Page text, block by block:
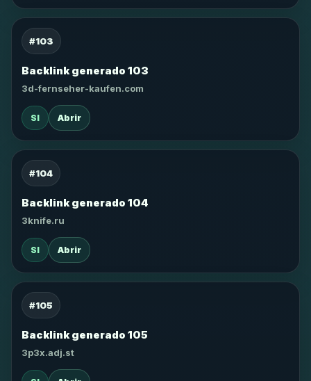
#103
Backlink generado 103
3d-fernseher-kaufen.com
SI Abrir
#104
Backlink generado 104
3knife.ru
SI Abrir
#105
Backlink generado 105
3p3x.adj.st